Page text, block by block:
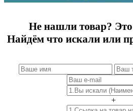
Не нашли товар?
Найдём что искали или
+